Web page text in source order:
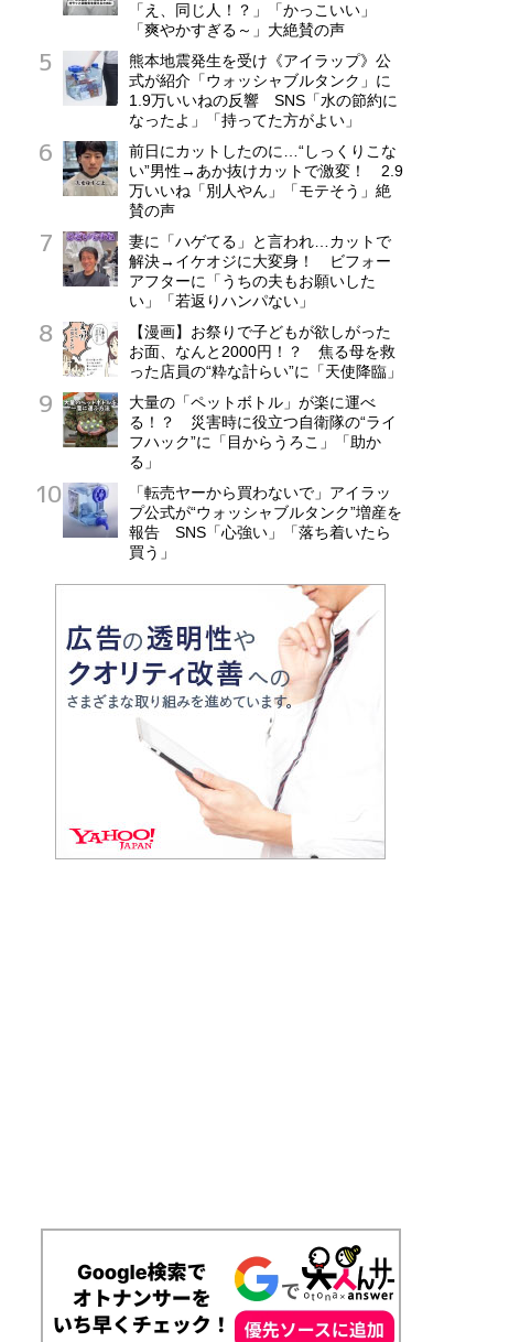
「え、同じ人！？」「かっこいい」
「爽やかすぎる～」大絶賛の声
熊本地震発生を受け《アイラップ》公
式が紹介「ウォッシャブルタンク」に
1.9万いいねの反響 SNS「水の節約に
なったよ」「持ってた方がよい」
前日にカットしたのに…“しっくりこな
い”男性→あか抜けカットで激変！ 2.9
万いいね「別人やん」「モテそう」絶
賛の声
妻に「ハゲてる」と言われ…カットで
解決→イケオジに大変身！ ビフォー
アフターに「うちの夫もお願いした
い」「若返りハンパない」
【漫画】お祭りで子どもが欲しがった
お面、なんと2000円！？ 焦る母を救
った店員の“粋な計らい”に「天使降臨」
大量の「ペットボトル」が楽に運べ
る！？ 災害時に役立つ自衛隊の“ライ
フハック”に「目からうろこ」「助か
る」
「転売ヤーから買わないで」アイラッ
プ公式が“ウォッシャブルタンク”増産を
報告 SNS「心強い」「落ち着いたら
買う」